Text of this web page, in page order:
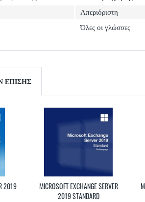
Απεριόριστη
Όλες οι γλώσσες
ΕΠΊΣΗΣ
2019
MICROSOFT EXCHANGE SERVER
2019 STANDARD